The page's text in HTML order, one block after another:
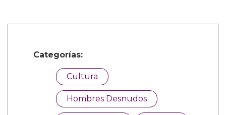
Categorías:
Cultura
Hombres Desnudos